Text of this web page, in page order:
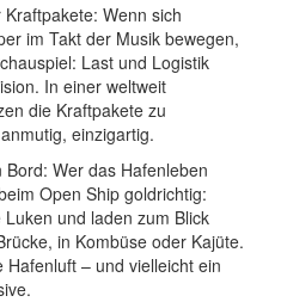
Wenn sich
im Takt der Musik bewegen,
Last und Logistik
In einer weltweit
die Kraftpakete zu
einzigartig.
Wer das Hafenleben
Open Ship goldrichtig:
und laden zum Blick
in Kombüse oder Kajüte.
– und vielleicht ein